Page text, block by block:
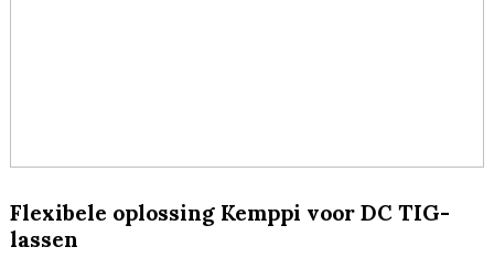
Flexibele oplossing Kemppi voor DC TIG-
lassen